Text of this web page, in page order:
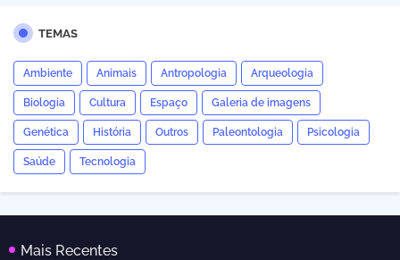
TEMAS
Ambiente Animais Antropologia Arqueologia
Biologia Cultura Espaço Galeria de imagens
Genética História Outros Paleontologia Psicologia
Saúde Tecnologia
Mais Recentes